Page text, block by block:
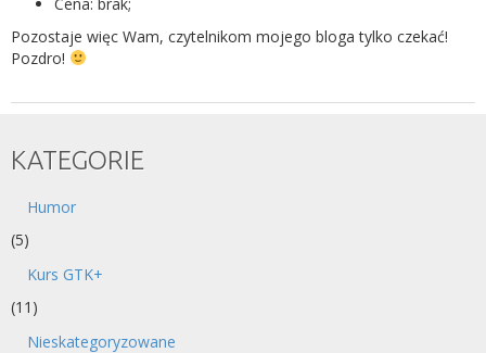
Pozostaje więc Wam, czytelnikom mojego bloga tylko czekać!
Pozdro!
KATEGORIE
Humor
(5)
Kurs GTK+
(11)
Nieskategoryzowane